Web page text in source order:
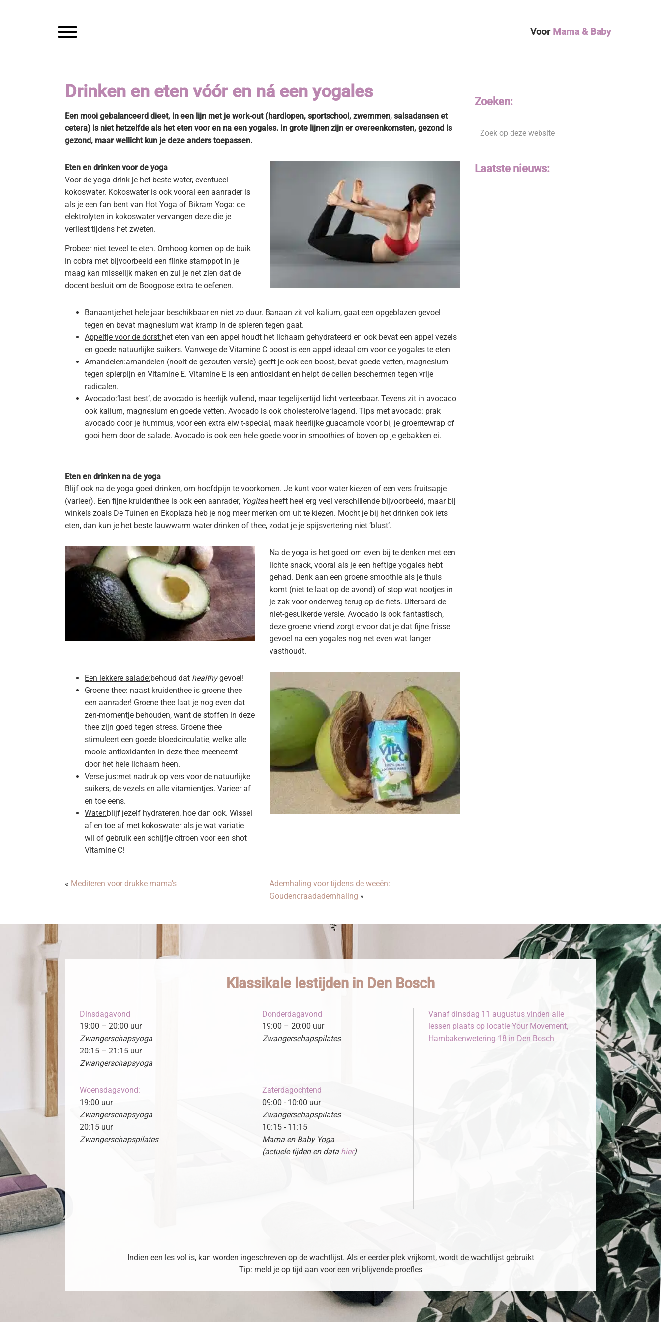
Toggle navigation VoorMama & Baby
Drinken en eten vóór en ná een yogales
Een mooi gebalanceerd dieet, in een lijn met je work-out (hardlopen, sportschool, zwemmen, salsadansen et
cetera) is niet hetzelfde als het eten voor en na een yogales. In grote lijnen zijn er overeenkomsten, gezond is
gezond, maar wellicht kun je deze anders toepassen.
Eten en drinken voor de yoga
Voor de yoga drink je het beste water, eventueel
kokoswater. Kokoswater is ook vooral een aanrader is
als je een fan bent van Hot Yoga of Bikram Yoga: de
elektrolyten in kokoswater vervangen deze die je
verliest tijdens het zweten.
Probeer niet teveel te eten. Omhoog komen op de buik
in cobra met bijvoorbeeld een flinke stamppot in je
maag kan misselijk maken en zul je net zien dat de
docent besluit om de Boogpose extra te oefenen.
Banaantje:het hele jaar beschikbaar en niet zo duur. Banaan zit vol kalium, gaat een opgeblazen gevoel
tegen en bevat magnesium wat kramp in de spieren tegen gaat.
Appeltje voor de dorst:het eten van een appel houdt het lichaam gehydrateerd en ook bevat een appel vezels
en goede natuurlijke suikers. Vanwege de Vitamine C boost is een appel ideaal om voor de yogales te eten.
Amandelen:amandelen (nooit de gezouten versie) geeft je ook een boost, bevat goede vetten, magnesium
tegen spierpijn en Vitamine E. Vitamine E is een antioxidant en helpt de cellen beschermen tegen vrije
radicalen.
Avocado:‘last best’, de avocado is heerlijk vullend, maar tegelijkertijd licht verteerbaar. Tevens zit in avocado
ook kalium, magnesium en goede vetten. Avocado is ook cholesterolverlagend. Tips met avocado: prak
avocado door je hummus, voor een extra eiwit-special, maak heerlijke guacamole voor bij je groentewrap of
gooi hem door de salade. Avocado is ook een hele goede voor in smoothies of boven op je gebakken ei.
Eten en drinken na de yoga
Blijf ook na de yoga goed drinken, om hoofdpijn te voorkomen. Je kunt voor water kiezen of een vers fruitsapje
(varieer). Een fijne kruidenthee is ook een aanrader, Yogitea heeft heel erg veel verschillende bijvoorbeeld, maar bij
winkels zoals De Tuinen en Ekoplaza heb je nog meer merken om uit te kiezen. Mocht je bij het drinken ook iets
eten, dan kun je het beste lauwwarm water drinken of thee, zodat je je spijsvertering niet ‘blust’.
Na de yoga is het goed om even bij te denken met een
lichte snack, vooral als je een heftige yogales hebt
gehad. Denk aan een groene smoothie als je thuis
komt (niet te laat op de avond) of stop wat nootjes in
je zak voor onderweg terug op de fiets. Uiteraard de
niet-gesuikerde versie. Avocado is ook fantastisch,
deze groene vriend zorgt ervoor dat je dat fijne frisse
gevoel na een yogales nog net even wat langer
vasthoudt.
Een lekkere salade:behoud dat healthygevoel!
Groene thee: naast kruidenthee is groene thee
een aanrader! Groene thee laat je nog even dat
zen-momentje behouden, want de stoffen in deze
thee zijn goed tegen stress. Groene thee
stimuleert een goede bloedcirculatie, welke alle
mooie antioxidanten in deze thee meeneemt
door het hele lichaam heen.
Verse jus:met nadruk op vers voor de natuurlijke
suikers, de vezels en alle vitamientjes. Varieer af
en toe eens.
Water:blijf jezelf hydrateren, hoe dan ook. Wissel
af en toe af met kokoswater als je wat variatie
wil of gebruik een schijfje citroen voor een shot
Vitamine C!
« Mediteren voor drukke mama’s
Ademhaling voor tijdens de weeën:
Goudendraadademhaling »
Zoeken:
Zoek
op
website
Laatste nieuws:
Klassikale lestijden in Den Bosch
Dinsdagavond
19:00 – 20:00 uur
Zwangerschapsyoga
20:15 – 21:15 uur
Zwangerschapsyoga
Woensdagavond:
19:00 uur
Zwangerschapsyoga
20:15 uur
Zwangerschapspilates
Donderdagavond
19:00 – 20:00 uur
Zwangerschapspilates
Zaterdagochtend
09:00 - 10:00 uur
Zwangerschapspilates
10:15 - 11:15
Mama en Baby Yoga
(actuele tijden en data hier)
Vanaf dinsdag 11 augustus vinden alle
lessen plaats op locatie Your Movement,
Hambakenwetering 18 in Den Bosch
Indien een les vol is, kan worden ingeschreven op de wachtlijst. Als er eerder plek vrijkomt, wordt de wachtlijst gebruikt
Tip: meld je op tijd aan voor een vrijblijvende proefles